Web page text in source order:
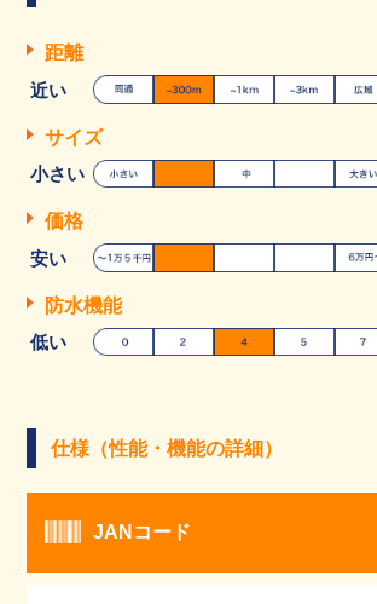
距離
近い
サイズ
小さい
価格
安い
防水機能
低い
仕様（性能・機能の詳細）
JANコード